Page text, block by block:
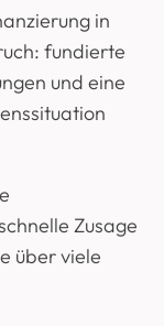
in
fundierte
und eine
Zusage
über viele